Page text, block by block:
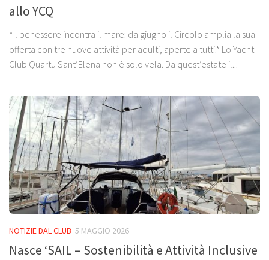
allo YCQ
*Il benessere incontra il mare: da giugno il Circolo amplia la sua
offerta con tre nuove attività per adulti, aperte a tutti.* Lo Yacht
Club Quartu Sant’Elena non è solo vela. Da quest’estate il...
NOTIZIE DAL CLUB 5 MAGGIO 2026
Nasce ‘SAIL – Sostenibilità e Attività Inclusive